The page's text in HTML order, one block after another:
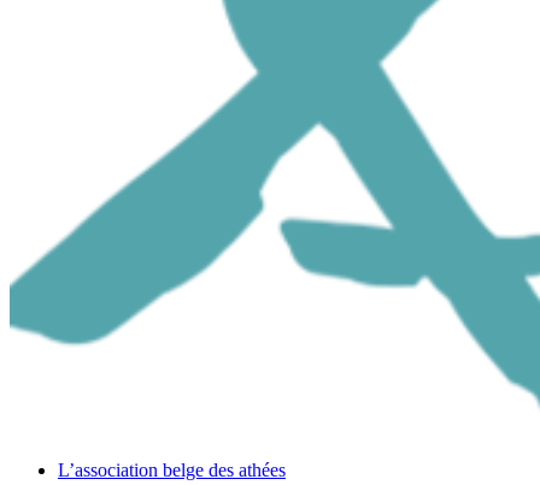
L’association belge des athées